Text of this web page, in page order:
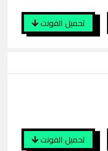
تحميل الفونت
تحميل الفونت